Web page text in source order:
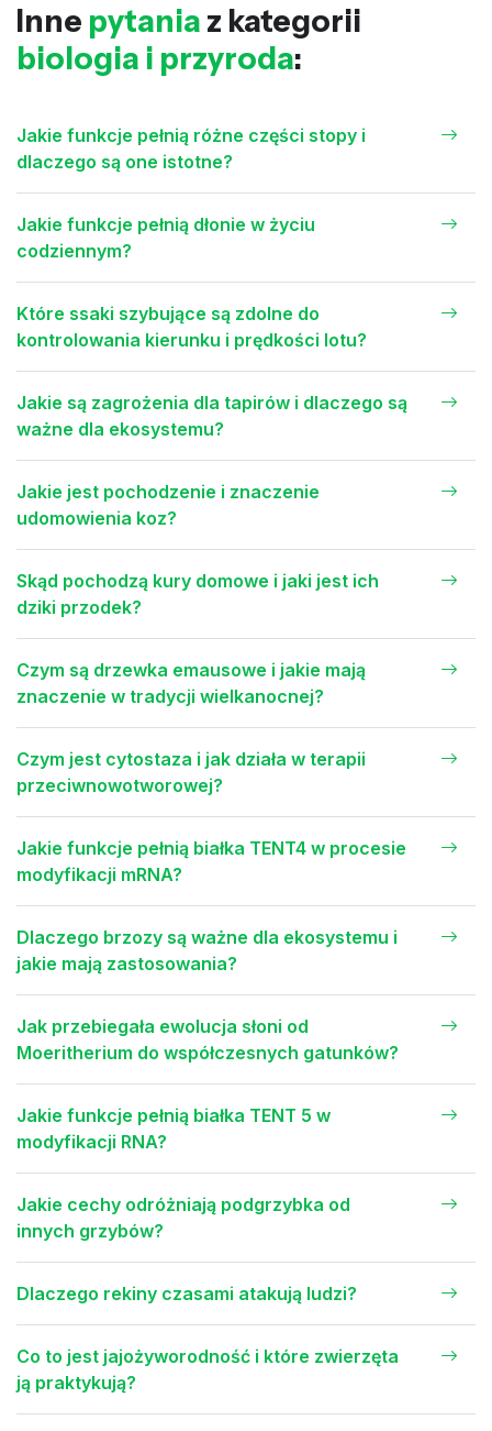
Inne pytania z kategorii
biologia i przyroda:
Jakie funkcje pełnią różne części stopy i
dlaczego są one istotne?
Jakie funkcje pełnią dłonie w życiu
codziennym?
Które ssaki szybujące są zdolne do
kontrolowania kierunku i prędkości lotu?
Jakie są zagrożenia dla tapirów i dlaczego są
ważne dla ekosystemu?
Jakie jest pochodzenie i znaczenie
udomowienia koz?
Skąd pochodzą kury domowe i jaki jest ich
dziki przodek?
Czym są drzewka emausowe i jakie mają
znaczenie w tradycji wielkanocnej?
Czym jest cytostaza i jak działa w terapii
przeciwnowotworowej?
Jakie funkcje pełnią białka TENT4 w procesie
modyfikacji mRNA?
Dlaczego brzozy są ważne dla ekosystemu i
jakie mają zastosowania?
Jak przebiegała ewolucja słoni od
Moeritherium do współczesnych gatunków?
Jakie funkcje pełnią białka TENT 5 w
modyfikacji RNA?
Jakie cechy odróżniają podgrzybka od
innych grzybów?
Dlaczego rekiny czasami atakują ludzi?
Co to jest jajożyworodność i które zwierzęta
ją praktykują?